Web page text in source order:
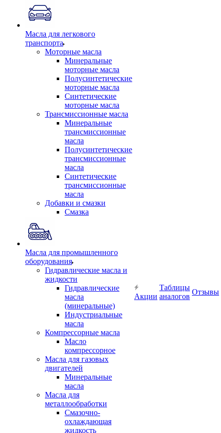
Масла для легкового
транспорта
Моторные масла
Минеральные
моторные масла
Полусинтетические
моторные масла
Синтетические
моторные масла
Трансмиссионные масла
Минеральные
трансмиссионные
масла
Полусинтетические
трансмиссионные
масла
Синтетические
трансмиссионные
масла
Добавки и смазки
Смазка
Масла для промышленного
оборудования
Гидравлические масла и
жидкости
Гидравлические
масла
(минеральные)
Индустриальные
масла
Компрессорные масла
Масло
компрессорное
Масла для газовых
двигателей
Минеральные
масла
Масла для
металлообработки
Смазочно-
охлаждающая
жидкость
Акции
Таблицы
аналогов
Отзывы